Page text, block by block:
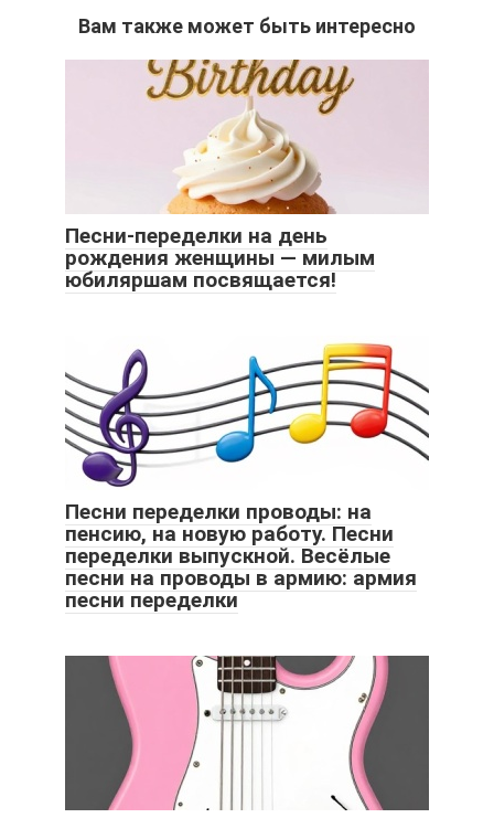
Вам также может быть интересно
Песни-переделки на день
рождения женщины — милым
юбиляршам посвящается!
Песни переделки проводы: на
пенсию, на новую работу. Песни
переделки выпускной. Весёлые
песни на проводы в армию: армия
песни переделки